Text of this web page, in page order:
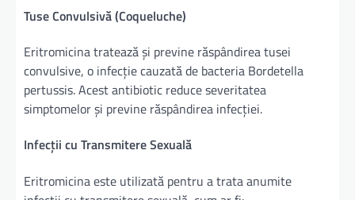
Tuse Convulsivă (Coqueluche)
Eritromicina tratează și previne răspândirea tusei
convulsive, o infecție cauzată de bacteria Bordetella
pertussis. Acest antibiotic reduce severitatea
simptomelor și previne răspândirea infecției.
Infecții cu Transmitere Sexuală
Eritromicina este utilizată pentru a trata anumite